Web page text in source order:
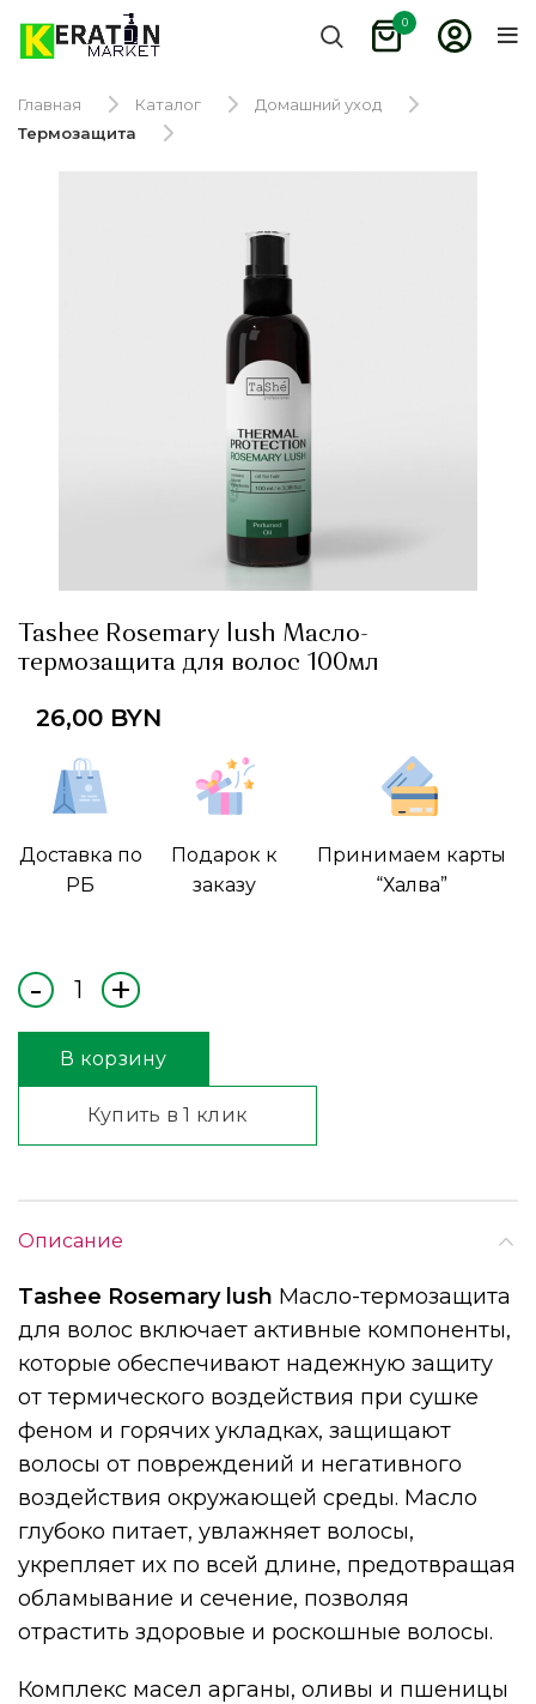
0
Главная Каталог
Домашний уход
Термозащита
Tashee Rosemary lush Масло-
термозащита для волос 100мл
26,00 BYN
Доставка по
РБ
Подарок к
заказу
Принимаем карты
“Халва”
В корзину
Купить в 1 клик
Описание
Tashee Rosemary lush Масло-термозащита
для волос включает активные компоненты,
которые обеспечивают надежную защиту
от термического воздействия при сушке
феном и горячих укладках, защищают
волосы от повреждений и негативного
воздействия окружающей среды. Масло
глубоко питает, увлажняет волосы,
укрепляет их по всей длине, предотвращая
обламывание и сечение, позволяя
отрастить здоровые и роскошные волосы.
Комплекс масел арганы, оливы и пшеницы